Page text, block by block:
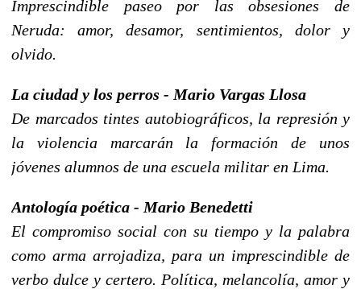
Imprescindible paseo por las obsesiones de
Neruda: amor, desamor, sentimientos, dolor y
olvido.
La ciudad y los perros - Mario Vargas Llosa
De marcados tintes autobiográficos, la represión y
la violencia marcarán la formación de unos
jóvenes alumnos de una escuela militar en Lima.
Antología poética - Mario Benedetti
El compromiso social con su tiempo y la palabra
como arma arrojadiza, para un imprescindible de
verbo dulce y certero. Política, melancolía, amor y